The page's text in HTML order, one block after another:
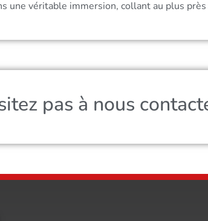
une véritable immersion, collant au plus
pas à nous